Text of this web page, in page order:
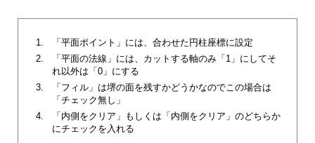
「平面ポイント」には、合わせた円柱座標に設定
「平面の法線」には、カットする軸のみ「1」にしてそ
れ以外は「0」にする
「フィル」は堺の面を残すかどうかなのでこの場合は
「チェック無し」
「内側をクリア」もしくは「内側をクリア」のどちらか
にチェックを入れる